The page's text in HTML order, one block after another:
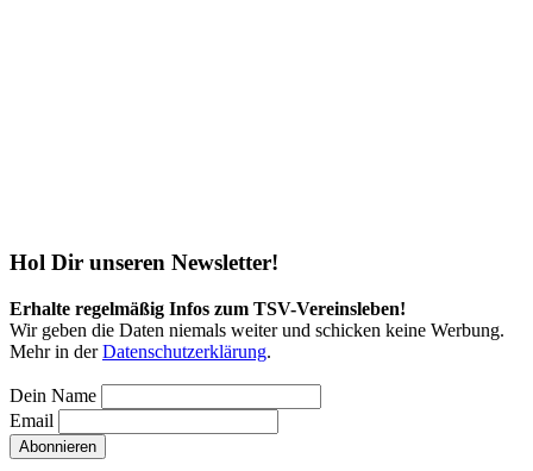
Hol Dir unseren Newsletter!
Erhalte regelmäßig Infos zum TSV-Vereinsleben!
Wir geben die Daten niemals weiter und schicken keine Werbung.
Mehr in derDaten­schutz­erklärung.
Dein Name
Email